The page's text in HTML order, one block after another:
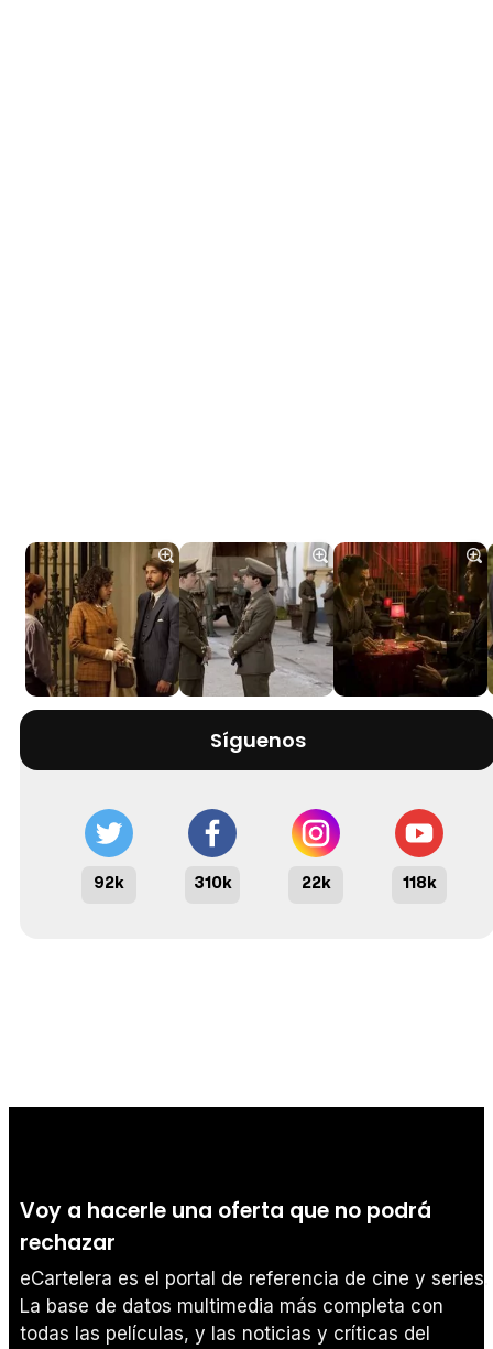
Síguenos
92k 310k 22k 118k
Voy a hacerle una oferta que no podrá
rechazar
eCartelera es el portal de referencia de cine y series.
La base de datos multimedia más completa con
todas las películas, y las noticias y críticas del